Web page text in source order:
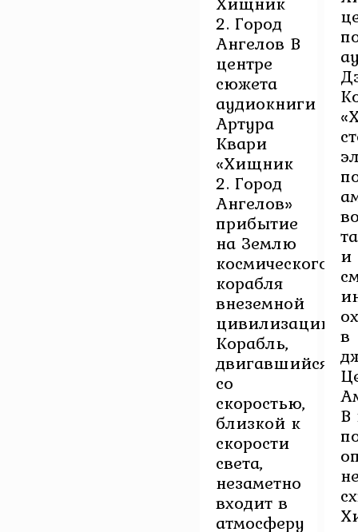
2. Город
Ангелов В
центре
сюжета
аудиокниги
Артура
Квари
«Хищник
2. Город
Ангелов»
прибытие
на Землю
космического
корабля
внеземной
цивилизации.
Корабль,
двигавшийся
со
скоростью,
близкой к
скорости
света,
незаметно
входит в
атмосферу
и
в
В